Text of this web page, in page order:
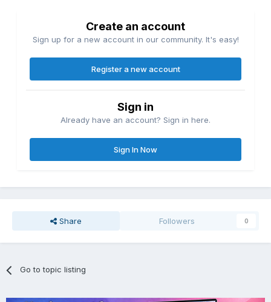
Create an account
Sign up for a new account in our community. It's easy!
Register a new account
Sign in
Already have an account? Sign in here.
Sign In Now
Share Followers 0
Go to topic listing